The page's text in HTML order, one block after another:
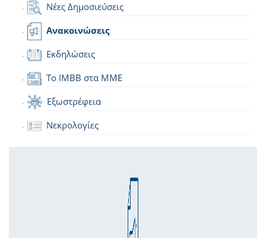
Νέες Δημοσιεύσεις
Ανακοινώσεις
Εκδηλώσεις
Το IMBB στα ΜΜΕ
Εξωστρέφεια
Νεκρολογίες